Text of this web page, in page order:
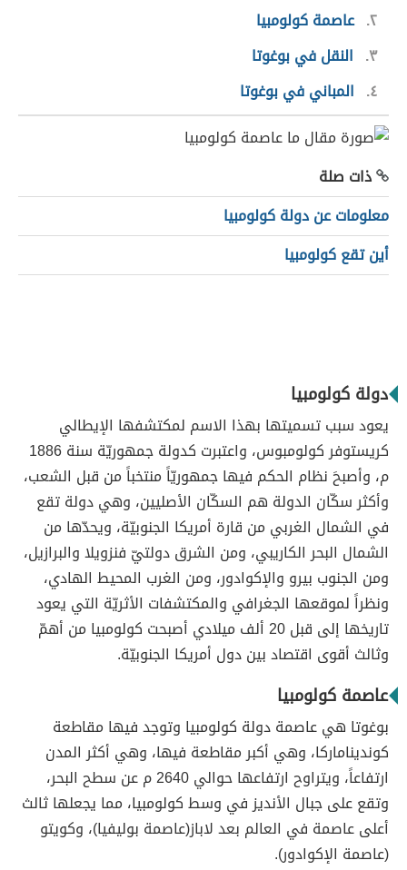
٢ عاصمة كولومبيا
٣
النقل في بوغوتا
٤
المباني في بوغوتا
ذات صلة
معلومات عن دولة كولومبيا
أين تقع كولومبيا
دولة كولومبيا
يعود سبب تسميتها بهذا الاسم لمكتشفها الإيطالي
كريستوفر كولومبوس، واعتبرت كدولة جمهوريّة سنة 1886
م، وأصبحَ نظام الحكم فيها جمهوريّاً منتخباً من قبل الشعب،
وأكثر سكّان الدولة هم السكّان الأصليين، وهي دولة تقع
في الشمال الغربي من قارة أمريكا الجنوبيّة، ويحدّها من
الشمال البحر الكاريبي، ومن الشرق دولتيّ فنزويلا والبرازيل،
ومن الجنوب بيرو والإكوادور، ومن الغرب المحيط الهادي،
ونظراً لموقعها الجغرافي والمكتشفات الأثريّة التي يعود
تاريخها إلى قبل 20 ألف ميلادي أصبحت كولومبيا من أهمّ
وثالث أقوى اقتصاد بين دول أمريكا الجنوبيّة.
عاصمة كولومبيا
بوغوتا هي عاصمة دولة كولومبيا وتوجد فيها مقاطعة
كونديناماركا، وهي أكبر مقاطعة فيها، وهي أكثر المدن
ارتفاعاً، ويتراوح ارتفاعها حوالي 2640 م عن سطح البحر،
وتقع على جبال الأنديز في وسط كولومبيا، مما يجعلها ثالث
أعلى عاصمة في العالم بعد لاباز(عاصمة بوليفيا)، وكويتو
(عاصمة الإكوادور).